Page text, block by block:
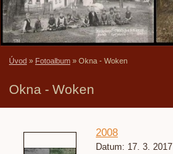
Úvod » Fotoalbum » Okna - Woken
Okna - Woken
2008
Datum: 17. 3. 2017